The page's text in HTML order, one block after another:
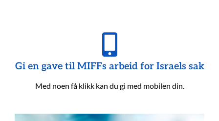
Gi en gave til MIFFs arbeid for Israels sak
Med noen få klikk kan du gi med mobilen din.